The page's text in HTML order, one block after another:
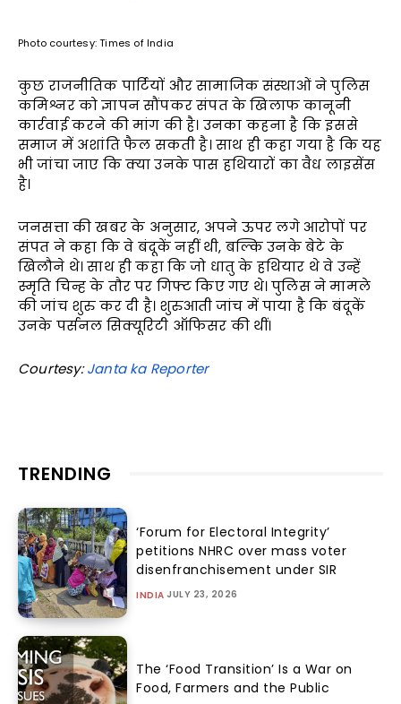
Photo courtesy: Times of India
कुछ राजनीतिक पार्टियों और सामाजिक संस्थाओं ने पुलिस
कमिश्नर को ज्ञापन सौंपकर संपत के खिलाफ कानूनी
कार्रवाई करने की मांग की है। उनका कहना है कि इससे
समाज में अशांति फैल सकती है। साथ ही कहा गया है कि यह
भी जांचा जाए कि क्या उनके पास हथियारों का वैध लाइसेंस
है।
जनसत्ता की खबर के अनुसार, अपने ऊपर लगे आरोपों पर
संपत ने कहा कि वे बंदूकें नहीं थी, बल्कि उनके बेटे के
खिलौने थे। साथ ही कहा कि जो धातु के हथियार थे वे उन्हें
स्मृति चिन्ह के तौर पर गिफ्ट किए गए थे। पुलिस ने मामले
की जांच शुरु कर दी है। शुरुआती जांच में पाया है कि बंदूकें
उनके पर्सनल सिक्यूरिटी ऑफिसर की थीं।
Courtesy:Janta ka Reporter
TRENDING
‘Forum for Electoral Integrity’
petitions NHRC over mass voter
disenfranchisement under SIR
INDIA JULY 23, 2026
The ‘Food Transition’ Is a War on
Food, Farmers and the Public